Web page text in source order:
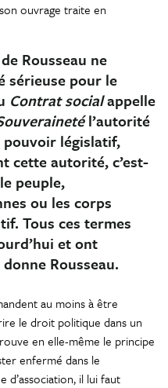
ouvrage traite en
Rousseau ne
sérieuse pour le
Contrat socialappelle
l’autorité
pouvoir législatif,
cette autorité, c’est-
peuple,
ou les corps
Tous ces termes
et ont
Rousseau.
au moins à être
le droit politique dans un
en elle-même le principe
enfermé dans le
d’association, il lui faut